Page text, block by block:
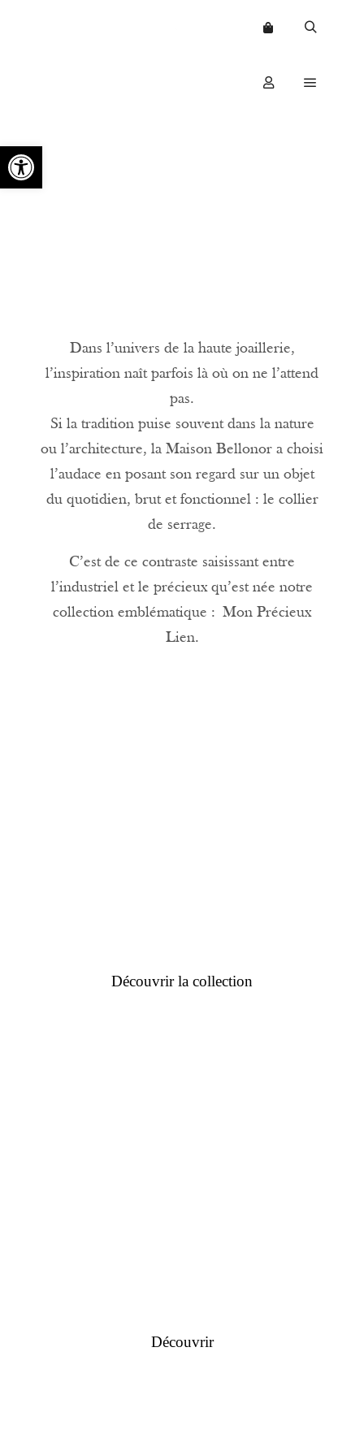
Dans l’univers de la haute joaillerie,
l’inspiration naît parfois là où on ne l’attend
pas.
Si la tradition puise souvent dans la nature
ou l’architecture, la Maison Bellonor a choisi
l’audace en posant son regard sur un objet
du quotidien, brut et fonctionnel : le collier
de serrage.
C’est de ce contraste saisissant entre
l’industriel et le précieux qu’est née notre
collection emblématique : Mon Précieux
Lien.
Découvrir la collection
Découvrir
Ouvrir la barre d’outils